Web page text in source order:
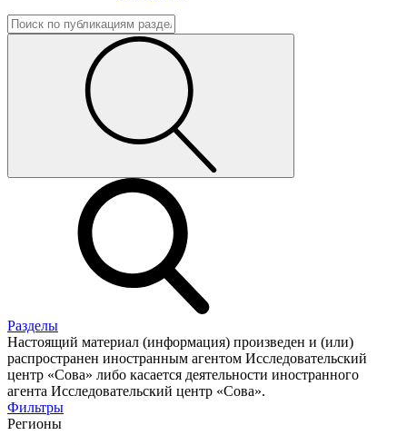
Разделы
Настоящий материал (информация) произведен и (или)
распространен иностранным агентом Исследовательский
центр «Сова» либо касается деятельности иностранного
агента Исследовательский центр «Сова».
Фильтры
Регионы